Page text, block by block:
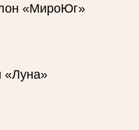
«МироЮг»
«Луна»